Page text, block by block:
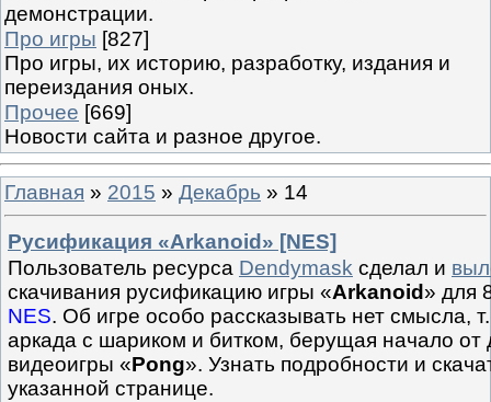
демонстрации.
Про игры [827]
Про игры, их историю, разработку, издания и
переиздания оных.
Прочее [669]
Новости сайта и разное другое.
Главная » 2015 » Декабрь » 14
Русификация «Arkanoid» [NES]
Пользователь ресурса Dendymask сделал и
скачивания русификацию игры «Arkanoid» для
NES. Об игре особо рассказывать нет смысла,
аркада с шариком и битком, берущая начало
видеоигры «Pong». Узнать подробности и
указанной странице.